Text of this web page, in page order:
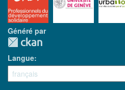
Généré par
Langue